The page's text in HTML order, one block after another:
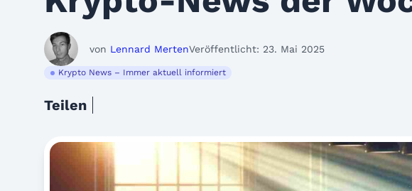
von Lennard MertenVeröffentlicht: 23. Mai 2025
Krypto News – Immer aktuell informiert
Teilen